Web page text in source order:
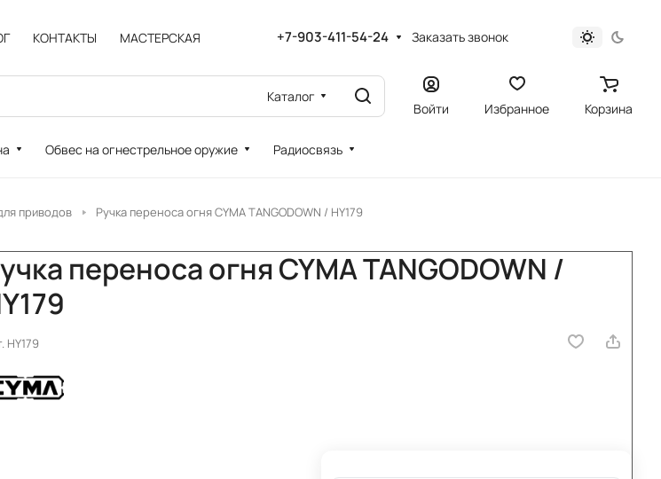
КОНТАКТЫ МАСТЕРСКАЯ +7-903-411-54-24 Заказать звонок
Каталог
Войти Избранное Корзина
Обвес на огнестрельное оружие Радиосвязь
приводов Ручка переноса огня CYMA TANGODOWN / HY179
переноса огня CYMA TANGODOWN /
HY179